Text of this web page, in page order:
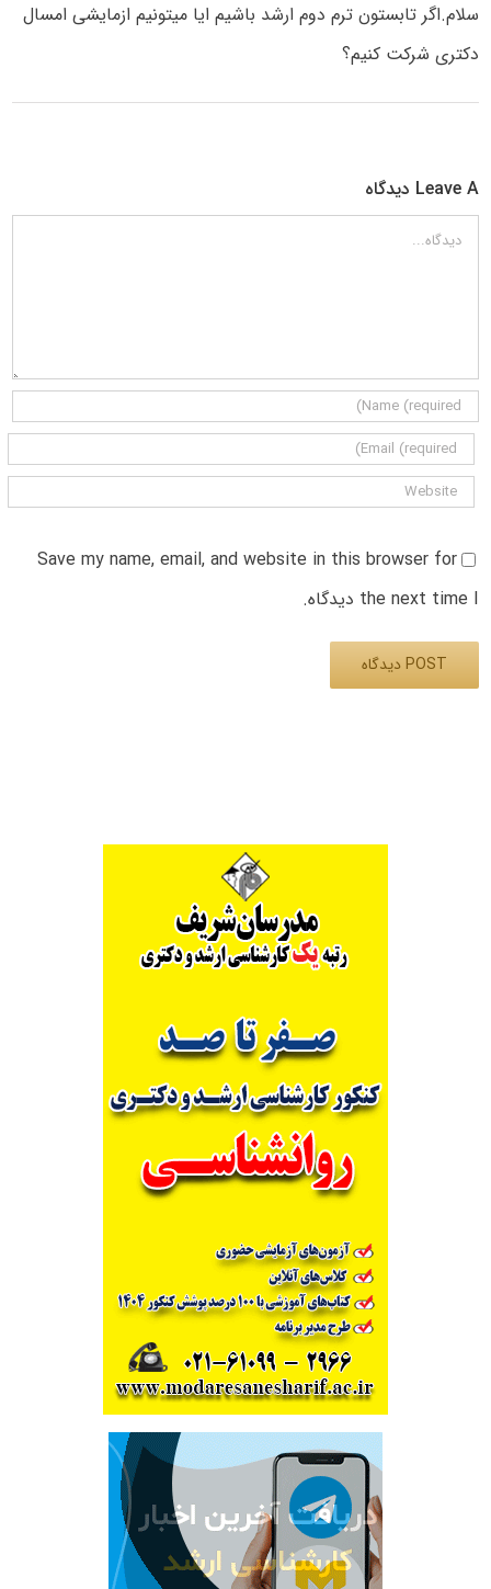
سلام.اگر تابستون ترم دوم ارشد باشیم ایا میتونیم ازمایشی امسال
دکتری شرکت کنیم؟
Leave A دیدگاه
دیدگاه
Save my name, email, and website in this browser for
the next time I دیدگاه.